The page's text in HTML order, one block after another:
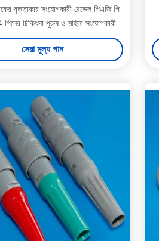
বৃত্তাকার সংযোগকারী রেডেল পিএজি পি
চিকিৎসা পুরুষ ও মহিলা সংযোগকারী
সেরা মূল্য পান